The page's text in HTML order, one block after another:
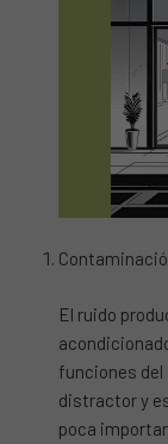
El ruido
funciones del
distractor y
poca